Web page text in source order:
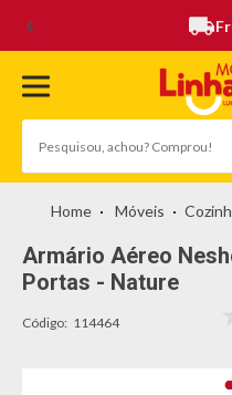
Móveis
Armário Aéreo
Portas - Nature
Código: 114464